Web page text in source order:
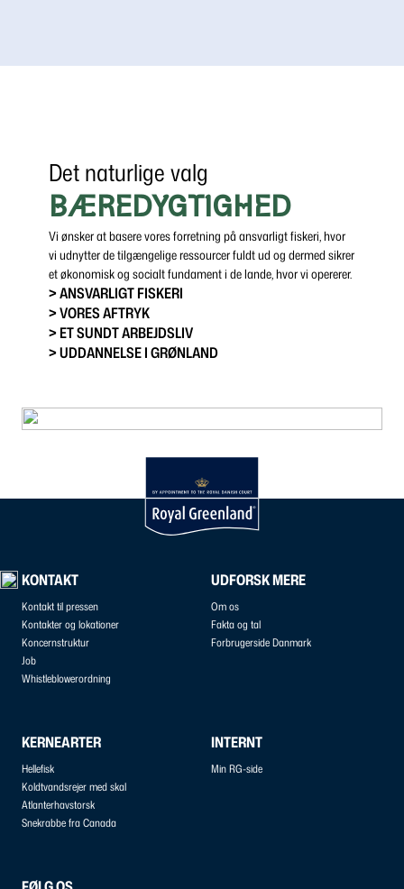
Det naturlige valg
BÆREDYGTIGHED
Vi ønsker at basere vores forretning på ansvarligt fiskeri, hvor
vi udnytter de tilgængelige ressourcer fuldt ud og dermed sikrer
et økonomisk og socialt fundament i de lande, hvor vi opererer.
> ANSVARLIGT FISKERI
> VORES AFTRYK
> ET SUNDT ARBEJDSLIV
> UDDANNELSE I GRØNLAND
KONTAKT
Kontakt til pressen
Kontakter og lokationer
Koncernstruktur
Job
Whistleblowerordning
UDFORSK MERE
Om os
Fakta og tal
Forbrugerside Danmark
KERNEARTER
Hellefisk
Koldtvandsrejer med skal
Atlanterhavstorsk
Snekrabbe fra Canada
INTERNT
Min RG-side